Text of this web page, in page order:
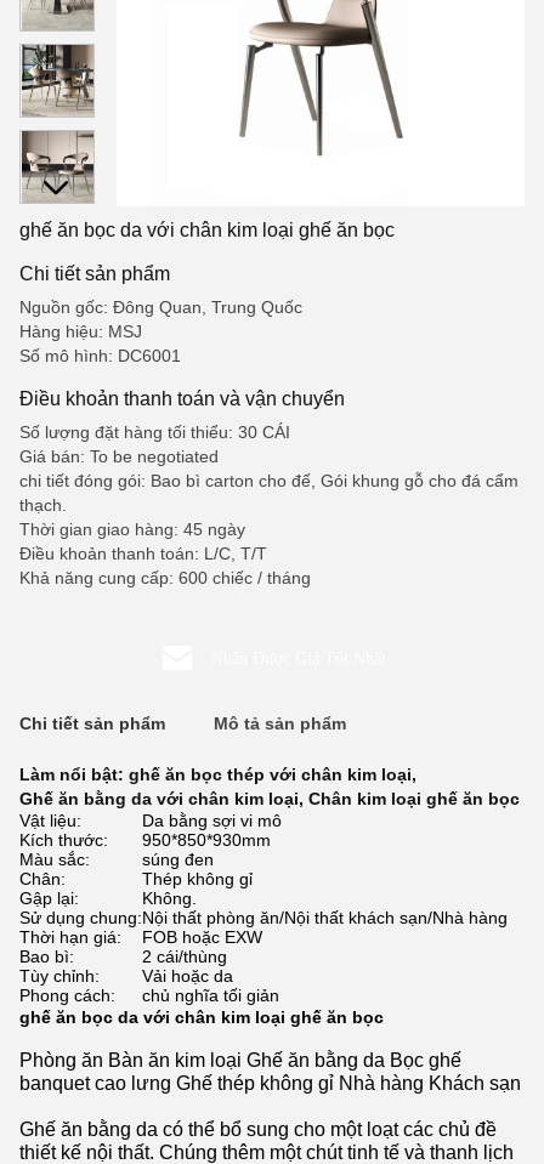
ghế ăn bọc da với chân kim loại ghế ăn bọc
Chi tiết sản phẩm
Nguồn gốc: Đông Quan, Trung Quốc
Hàng hiệu: MSJ
Số mô hình: DC6001
Điều khoản thanh toán và vận chuyển
Số lượng đặt hàng tối thiểu: 30 CÁI
Giá bán: To be negotiated
chi tiết đóng gói: Bao bì carton cho đế, Gói khung gỗ cho đá cẩm
thạch.
Thời gian giao hàng: 45 ngày
Điều khoản thanh toán: L/C, T/T
Khả năng cung cấp: 600 chiếc / tháng
Chi tiết sản phẩm Mô tả sản phẩm
Làm nổi bật: ghế ăn bọc thép với chân kim loại,
Ghế ăn bằng da với chân kim loại, Chân kim loại ghế ăn bọc
Vật liệu:
Da bằng sợi vi mô
Kích thước:
950*850*930mm
Màu sắc:
súng đen
Chân:
Thép không gỉ
Gập lại:
Không.
Sử dụng chung:Nội thất phòng ăn/Nội thất khách sạn/Nhà hàng
Thời hạn giá:
FOB hoặc EXW
Bao bì:
2 cái/thùng
Tùy chỉnh:
Vải hoặc da
Phong cách:
chủ nghĩa tối giản
ghế ăn bọc da với chân kim loại ghế ăn bọc
Phòng ăn Bàn ăn kim loại Ghế ăn bằng da Bọc ghế
banquet cao lưng Ghế thép không gỉ Nhà hàng Khách sạn
Ghế ăn bằng da có thể bổ sung cho một loạt các chủ đề
thiết kế nội thất. Chúng thêm một chút tinh tế và thanh lịch